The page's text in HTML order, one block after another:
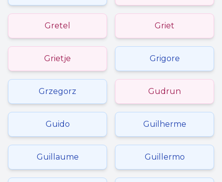
Gretel Griet
Grietje Grigore
Grzegorz Gudrun
Guido Guilherme
Guillaume Guillermo